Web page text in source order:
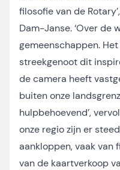
filosofie van de
Dam-Janse. ‘Over de
gemeenschappen.
streekgenoot dit
de camera heeft
buiten onze
hulpbehoevend’,
onze regio zijn er
aankloppen, vaak van
van de kaartverkoop